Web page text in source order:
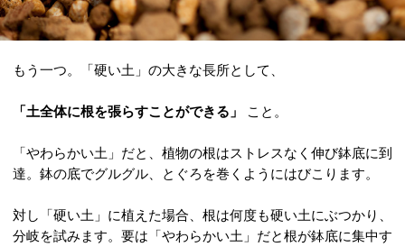
もう一つ。「硬い土」の大きな長所として、
「土全体に根を張らすことができる」 こと。
「やわらかい土」だと、植物の根はストレスなく伸び鉢底に到
達。鉢の底でグルグル、とぐろを巻くようにはびこります。
対し「硬い土」に植えた場合、根は何度も硬い土にぶつかり、
分岐を試みます。要は「やわらかい土」だと根が鉢底に集中す